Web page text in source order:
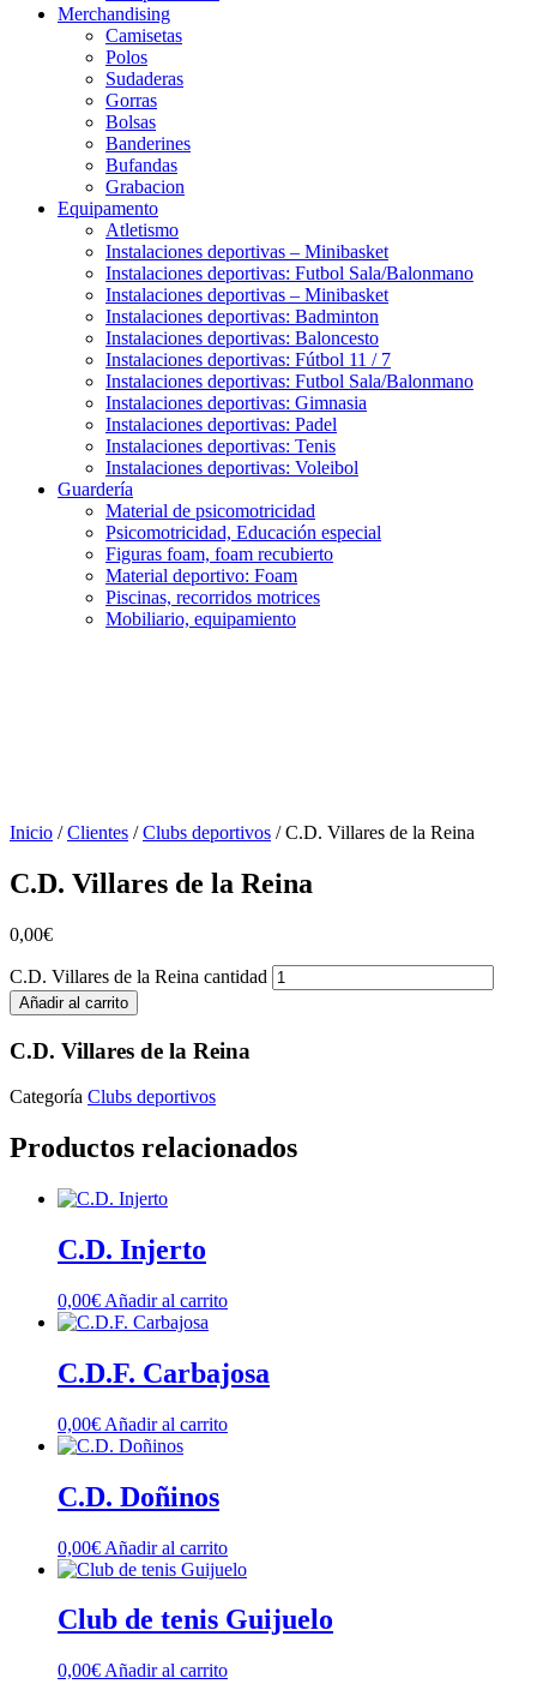
Merchandising
Camisetas
Polos
Sudaderas
Gorras
Bolsas
Banderines
Bufandas
Grabacion
Equipamento
Atletismo
Instalaciones deportivas – Minibasket
Instalaciones deportivas: Futbol Sala/Balonmano
Instalaciones deportivas – Minibasket
Instalaciones deportivas: Badminton
Instalaciones deportivas: Baloncesto
Instalaciones deportivas: Fútbol 11 / 7
Instalaciones deportivas: Futbol Sala/Balonmano
Instalaciones deportivas: Gimnasia
Instalaciones deportivas: Padel
Instalaciones deportivas: Tenis
Instalaciones deportivas: Voleibol
Guardería
Material de psicomotricidad
Psicomotricidad, Educación especial
Figuras foam, foam recubierto
Material deportivo: Foam
Piscinas, recorridos motrices
Mobiliario, equipamiento
Inicio /Clientes /Clubs deportivos / C.D. Villares de la Reina
C.D. Villares de la Reina
0,00€
C.D. Villares de la Reina cantidad
Añadir al carrito
C.D. Villares de la Reina
Categoría Clubs deportivos
Productos relacionados
C.D. Injerto
0,00€ Añadir al carrito
C.D.F. Carbajosa
0,00€ Añadir al carrito
C.D. Doñinos
0,00€ Añadir al carrito
Club de tenis Guijuelo
0,00€ Añadir al carrito